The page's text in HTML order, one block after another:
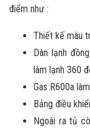
điểm như :
Thiết kế màu
Dàn lạnh
làm lạnh 360
Gas R600a
Bảng điều
Ngoài ra tủ